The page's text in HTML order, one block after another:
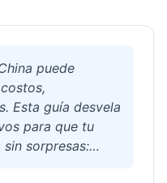
puede
Esta guía desvela
para que tu
sorpresas: